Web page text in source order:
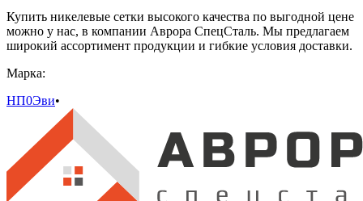
Купить никелевые сетки высокого качества по выгодной цене
можно у нас, в компании Аврора СпецСталь. Мы предлагаем
широкий ассортимент продукции и гибкие условия доставки.
Марка:
НП0Эви•